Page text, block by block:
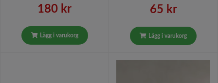
180 kr
Lägg i varukorg
65 kr
Lägg i varukorg